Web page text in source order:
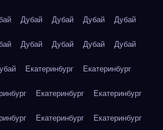
Дубай Дубай Дубай Дубай
Дубай Дубай Дубай Дубай
Екатеринбург Екатеринбург
Екатеринбург Екатеринбург
Екатеринбург Екатеринбург